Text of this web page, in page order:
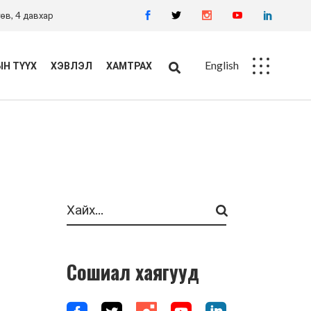
4 давхар
ТҮҮХ ХЭВЛЭЛ ХАМТРАХ English
Сошиал хаягууд